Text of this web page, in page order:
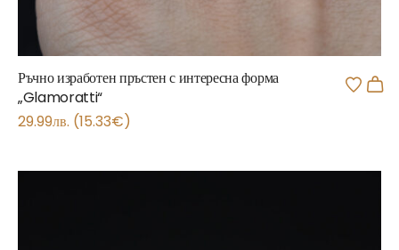
Ръчно изработен пръстен с интересна форма
„Glamoratti“
29.99лв. (15.33€)